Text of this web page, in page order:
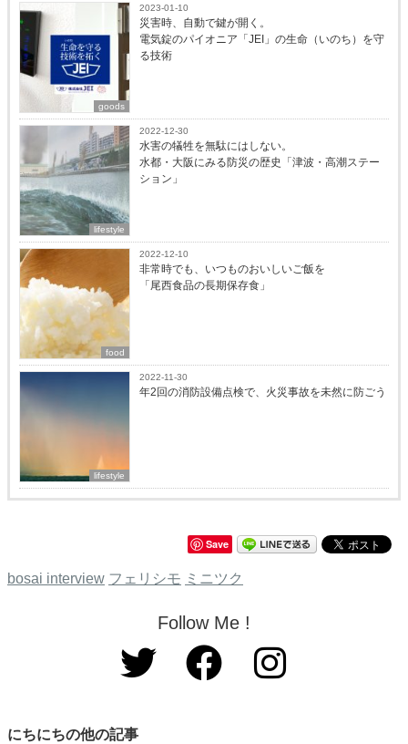
goods
2023-01-10
災害時、自動で鍵が開く。
電気錠のパイオニア「JEI」の生命（いのち）を守
る技術
lifestyle
2022-12-30
水害の犠牲を無駄にはしない。
水都・大阪にみる防災の歴史「津波・高潮ステー
ション」
food
2022-12-10
非常時でも、いつものおいしいご飯を
「尾西食品の長期保存食」
lifestyle
2022-11-30
年2回の消防設備点検で、火災事故を未然に防ごう
Save
bosai interview フェリシモ ミニツク
Follow Me !
にちにちの他の記事